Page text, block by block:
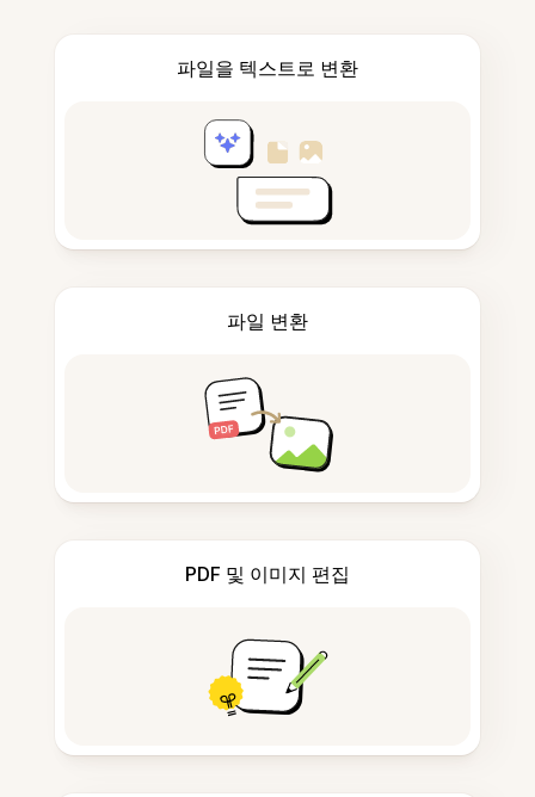
파일을 텍스트로 변환
파일 변환
PDF 및 이미지 편집